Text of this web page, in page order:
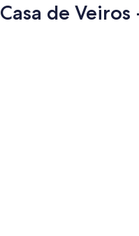
Casa de